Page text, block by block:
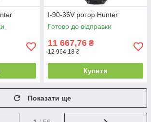
I-90-36V ротор Hunter
Готово до відправки
11 667,76 ₴
12 964,18 ₴
Купити
Показати ще